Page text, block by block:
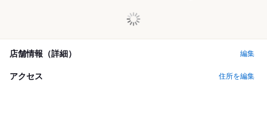
店舗情報（詳細） 編集
アクセス 住所を編集